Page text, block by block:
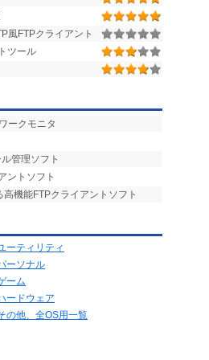
風FTPクライアント
ツール
ークモニタ
管理ソフト
ントソフト
機能FTPクライアントソフト
ーティリティ
ーソナル
ーム
ードウェア
の他、全OS用一覧